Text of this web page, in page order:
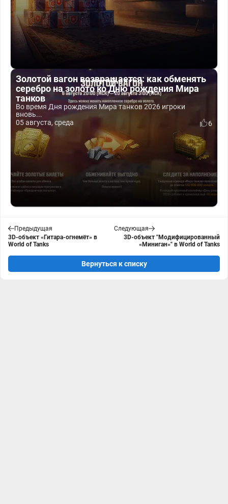
Золотой вагон возвращается: как обменять
серебро на золото ко Дню рождения Мира
танков
Во время Дня рождения Мира танков 2026 игроки
вновь...
05 августа, среда
6
Предыдущая
3D-объект «Гитара-огнемёт» в
World of Tanks
Следующая
3D-объект "Модифицированный
«Миниган»" в World of Tanks
Вернуться к списку